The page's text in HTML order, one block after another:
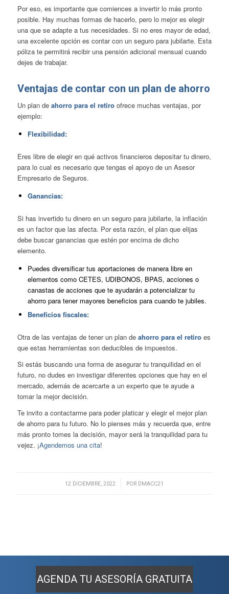
Por eso, es importante que comiences a invertir lo más pronto
posible. Hay muchas formas de hacerlo, pero lo mejor es elegir
una que se adapte a tus necesidades. Si no eres mayor de edad,
una excelente opción es contar con un seguro para jubilarte. Esta
póliza te permitirá recibir una pensión adicional mensual cuando
dejes de trabajar.
Ventajas de contar con un plan de ahorro
Un plan de ahorro para el retiroofrece muchas ventajas, por
ejemplo:
Flexibilidad:
Eres libre de elegir en qué activos financieros depositar tu dinero,
para lo cual es necesario que tengas el apoyo de un Asesor
Empresario de Seguros.
Ganancias:
Si has invertido tu dinero en un seguro para jubilarte, la inflación
es un factor que las afecta. Por esta razón, el plan que elijas
debe buscar ganancias que estén por encima de dicho
elemento.
Puedes diversificar tus aportaciones de manera libre en
elementos como CETES, UDIBONOS, BPAS, acciones o
canastas de acciones que te ayudarán a potencializar tu
ahorro para tener mayores beneficios para cuando te jubiles.
Beneficios fiscales:
Otra de las ventajas de tener un plan de ahorro para el retiroes
que estas herramientas son deducibles de impuestos.
Si estás buscando una forma de asegurar tu tranquilidad en el
futuro, no dudes en investigar diferentes opciones que hay en el
mercado, además de acercarte a un experto que te ayude a
tomar la mejor decisión.
Te invito a contactarme para poder platicar y elegir el mejor plan
de ahorro para tu futuro. No lo pienses más y recuerda que, entre
más pronto tomes la decisión, mayor será la tranquilidad para tu
vejez. ¡Agendemos una cita!
12 DICIEMBRE, 2022
/ POR DMACC21
AGENDA TU ASESORÍA GRATUITA